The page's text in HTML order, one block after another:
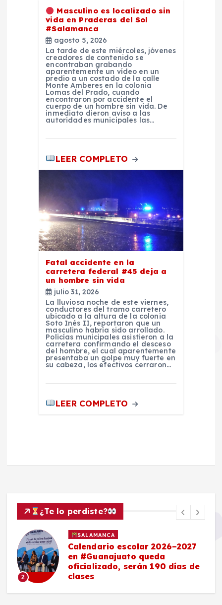
Masculino es localizado sin
vida en Praderas del Sol
#Salamanca
agosto 5, 2026
La tarde de este miércoles, jóvenes
creadores de contenido se
encontraban grabando
aparentemente un vídeo en un
predio a un costado de la calle
Monte Amberes en la colonia
Lomas del Prado, cuando
encontraron por accidente el
cuerpo de un hombre sin vida. De
inmediato dieron aviso a las
autoridades municipales las…
LEER COMPLETO
Fatal accidente en la
carretera federal #45 deja a
un hombre sin vida
julio 31, 2026
La lluviosa noche de este viernes,
conductores del tramo carretero
ubicado a la altura de la colonia
Soto Inés II, reportaron que un
masculino habría sido arrollado.
Policías municipales asistieron a la
carretera confirmando el desceso
del hombre, el cual aparentemente
presentaba un golpe muy fuerte en
su cabeza, los efectivos cerraron…
LEER COMPLETO
¿Te lo perdiste?
2
SALAMANCA
Calendario escolar 2026–2027
en #Guanajuato queda
oficializado, serán 190 días de
clases